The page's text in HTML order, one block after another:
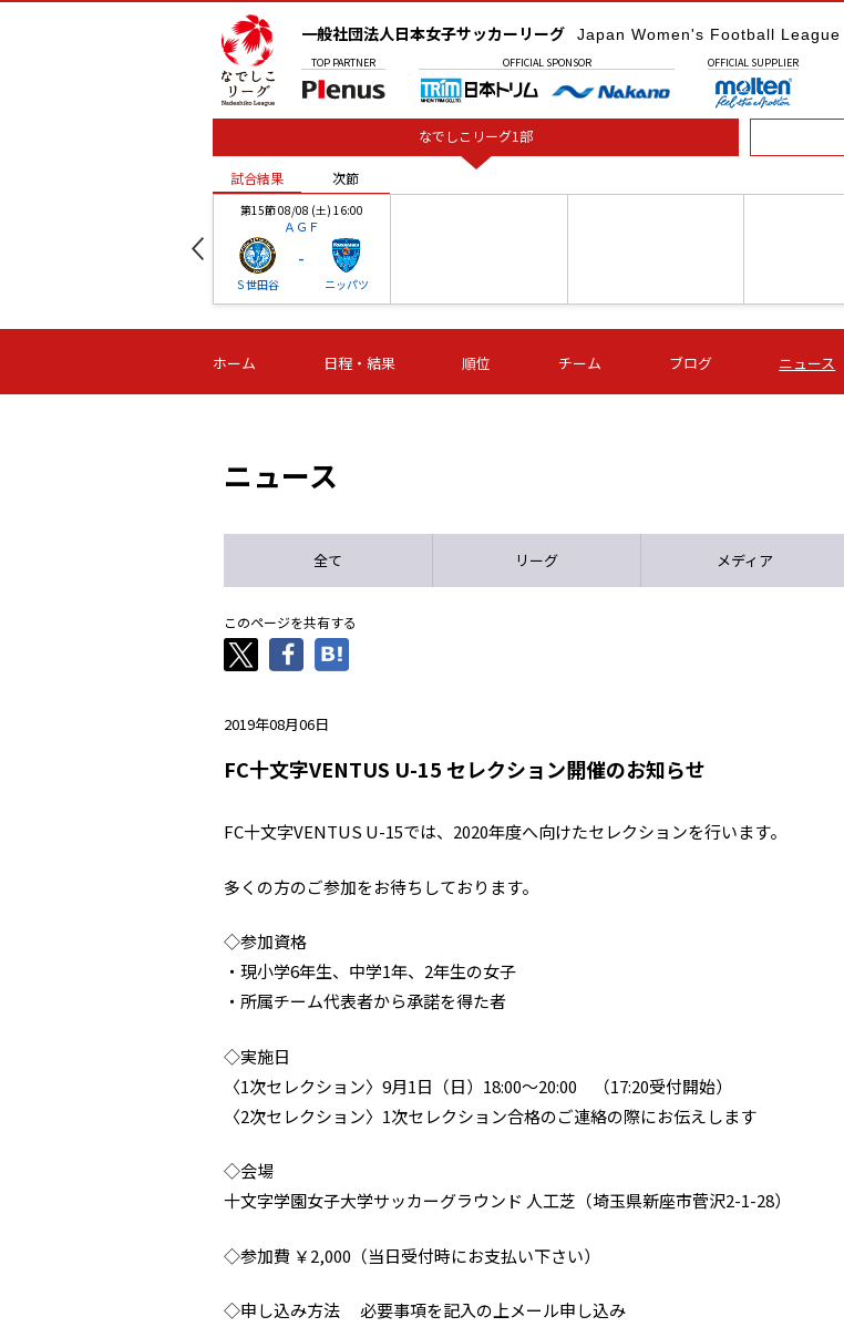
一般社団法人日本女子サッカーリーグ Japan Women's Football League
TOP PARTNER OFFICIAL SPONSOR OFFICIAL SUPPLIER
なでしこリーグ1部
試合結果 次節
第15節 08/08 (土) 16:00
ＡＧＦ
Ｓ世田谷
-
ニッパツ
-
第16節 09/05 (土) 15:00
ニッパツ
-
第16節 09/05 (土) 15:00
石人の星
-
第16節 09/05 (土) 16:00
ＡＧＦ
-
いちご
-
試合結果 次節
ホーム 日程・結果 順位 チーム ブログ ニュース
ニュース
全て リーグ メディア
このページを共有する
2019年08月06日
FC十文字VENTUS U-15 セレクション開催のお知らせ
FC十文字VENTUS U-15では、2020年度へ向けたセレクションを行います。
多くの方のご参加をお待ちしております。
◇参加資格
・現小学6年生、中学1年、2年生の女子
・所属チーム代表者から承諾を得た者
◇実施日
〈1次セレクション〉9月1日（日）18:00～20:00 （17:20受付開始）
〈2次セレクション〉1次セレクション合格のご連絡の際にお伝えします
◇会場
十文字学園女子大学サッカーグラウンド 人工芝（埼玉県新座市菅沢2-1-28）
◇参加費 ￥2,000（当日受付時にお支払い下さい）
◇申し込み方法 必要事項を記入の上メール申し込み